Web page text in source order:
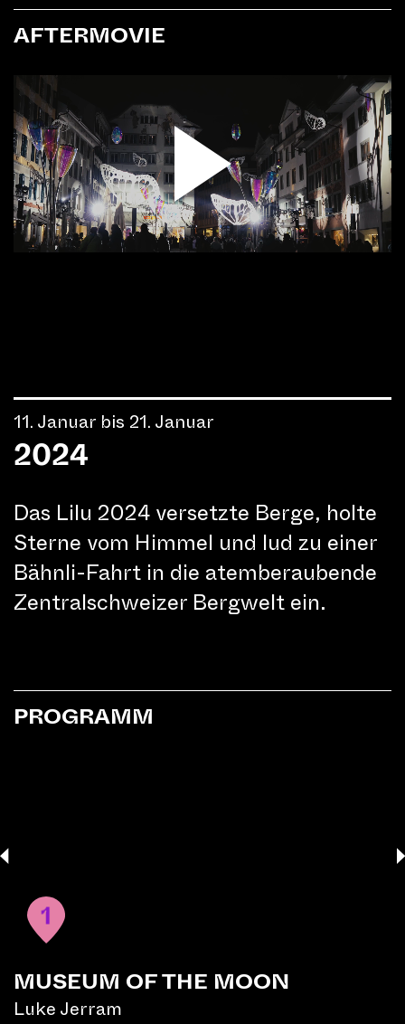
AFTERMOVIE
2024
11. Januar bis 21. Januar
Das Lilu 2024 versetzte Berge, holte
Sterne vom Himmel und lud zu einer
Bähnli-Fahrt in die atemberaubende
Zentralschweizer Bergwelt ein.
PROGRAMM
1
MUSEUM OF THE MOON
Luke Jerram